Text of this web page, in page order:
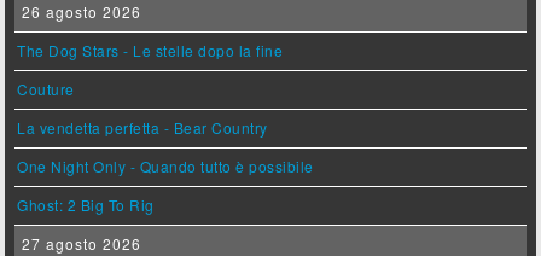
26 agosto 2026
The Dog Stars - Le stelle dopo la fine
Couture
La vendetta perfetta - Bear Country
One Night Only - Quando tutto è possibile
Ghost: 2 Big To Rig
27 agosto 2026